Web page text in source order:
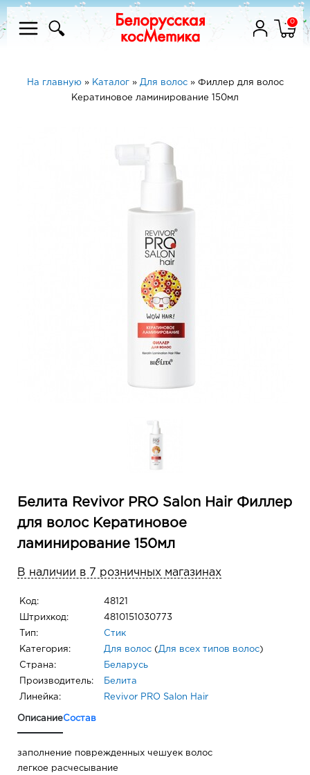
0
На главную» Каталог» Для волос» Филлер для волос
Кератиновое ламинирование 150мл
Белита Revivor PRO Salon Hair Филлер
для волос Кератиновое
ламинирование 150мл
В наличии в 7 розничных магазинах
Код: 48121
Штрихкод: 4810151030773
Тип: Стик
Категория: Для волос ( Для всех типов волос)
Страна: Беларусь
Производитель: Белита
Линейка: Revivor PRO Salon Hair
ОписаниеСостав
заполнение поврежденных чешуек волос
легкое расчесывание